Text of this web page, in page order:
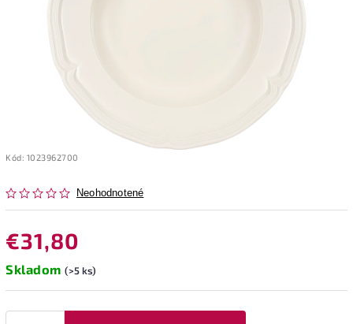
Kód: 1023962700
Neohodnotené
€31,80
Skladom (>5 ks)